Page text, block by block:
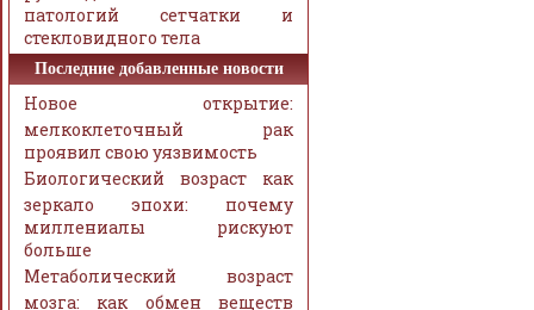
патологий сетчатки и
стекловидного тела
Последние добавленные новости
Новое открытие:
мелкоклеточный рак
проявил свою уязвимость
Биологический возраст как
зеркало эпохи: почему
миллениалы рискуют
больше
Метаболический возраст
мозга: как обмен веществ